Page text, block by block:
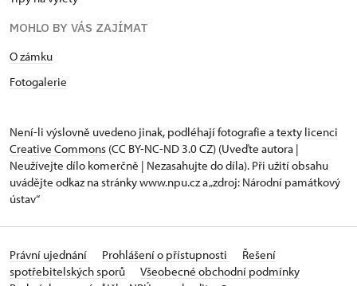
MOHLO BY VÁS ZAJÍMAT
O zámku
Fotogalerie
Není-li výslovně uvedeno jinak, podléhají fotografie a texty licenci
Creative Commons (CC BY-NC-ND 3.0 CZ) (Uveďte autora |
Neužívejte dílo komerčně | Nezasahujte do díla). Při užití obsahu
uvádějte odkaz na stránky www.npu.cz a „zdroj: Národní památkový
ústav“
Právní ujednání Prohlášení o přístupnosti
Řešení
spotřebitelských sporů
Všeobecné obchodní podmínky